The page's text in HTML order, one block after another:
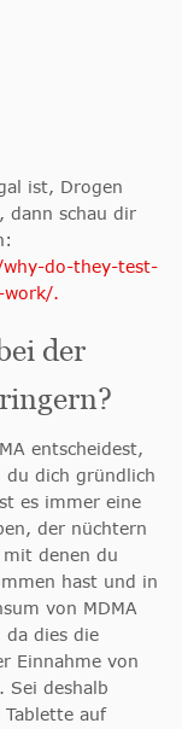
ist, Drogen
dann schau dir
do-they-test-
work/.
der
entscheidest,
du dich gründlich
es immer eine
der nüchtern
mit denen du
hast und in
von MDMA
dies die
Einnahme von
Sei deshalb
auf